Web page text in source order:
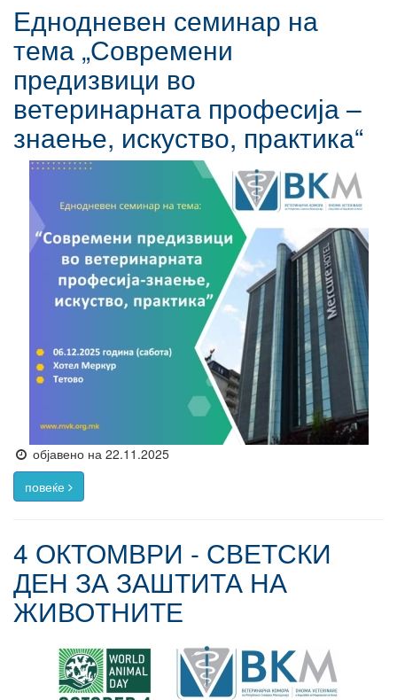
Еднодневен семинар на
тема „Современи
предизвици во
ветеринарната професија –
знаење, искуство, практика“
објавено на 22.11.2025
повеќе
4 ОКТОМВРИ - СВЕТСКИ
ДЕН ЗА ЗАШТИТА НА
ЖИВОТНИТЕ